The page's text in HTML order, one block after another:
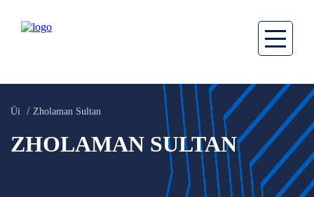
Üi Zholaman Sultan
ZHOLAMAN SULTAN